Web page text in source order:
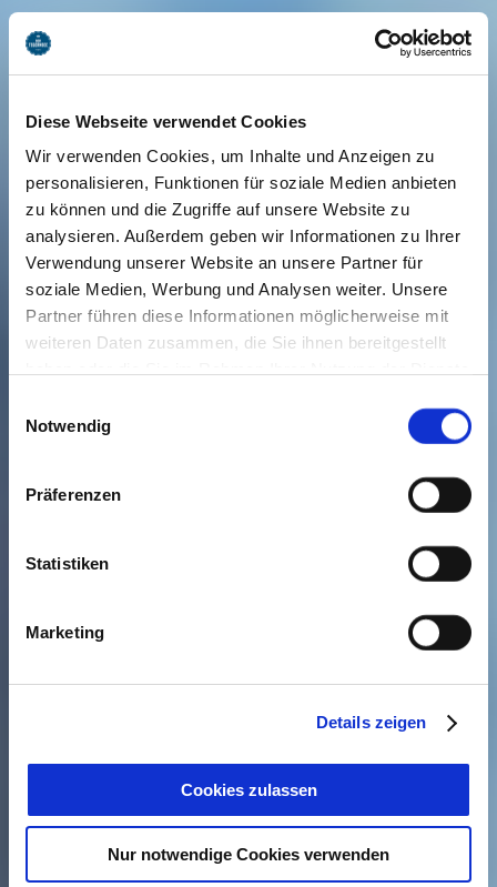
Diese Webseite verwendet Cookies
Wir verwenden Cookies, um Inhalte und Anzeigen zu
personalisieren, Funktionen für soziale Medien anbieten
zu können und die Zugriffe auf unsere Website zu
analysieren. Außerdem geben wir Informationen zu Ihrer
Verwendung unserer Website an unsere Partner für
soziale Medien, Werbung und Analysen weiter. Unsere
Partner führen diese Informationen möglicherweise mit
weiteren Daten zusammen, die Sie ihnen bereitgestellt
Cookies, wenn Sie unsere Webseite weiterhin nutzen.
Notwendig
Präferenzen
Statistiken
Marketing
Details zeigen
Cookies zulassen
Nur notwendige Cookies verwenden